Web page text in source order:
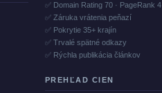
✅ Domain Rating 70 · PageRank 4
✅ Záruka vrátenia peňazí
✅ Pokrytie 35+ krajín
✅ Trvalé spätné odkazy
✅ Rýchla publikácia článkov
PREHĽAD CIEN